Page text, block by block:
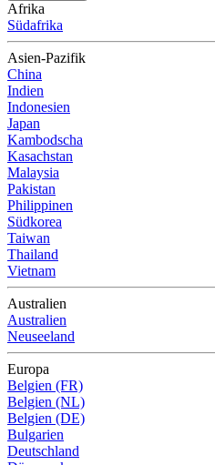
Afrika
Südafrika
Asien-Pazifik
China
Indien
Indonesien
Japan
Kambodscha
Kasachstan
Malaysia
Pakistan
Philippinen
Südkorea
Taiwan
Thailand
Vietnam
Australien
Australien
Neuseeland
Europa
Belgien (FR)
Belgien (NL)
Belgien (DE)
Bulgarien
Deutschland